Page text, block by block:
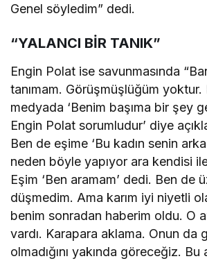
Genel söyledim” dedi.
“YALANCI BİR TANIK”
Engin Polat ise savunmasında
tanımam. Görüşmüşlüğüm
medyada ‘Benim başıma bir şey
Engin Polat sorumludur’ diye
Ben de eşime ‘Bu kadın senin
neden böyle yapıyor ara kendisi
Eşim ‘Ben aramam’ dedi. Ben de
düşmedim. Ama karım iyi niyetli
benim sonradan haberim oldu. O
vardı. Karapara aklama. Onun da
olmadığını yakında göreceğiz. Bu